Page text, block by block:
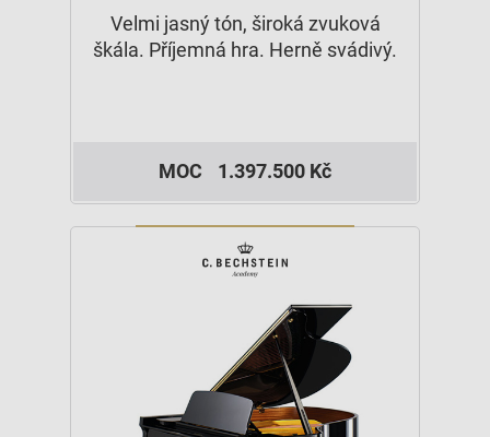
Velmi jasný tón, široká zvuková
škála. Příjemná hra. Herně svádivý.
MOC 1.397.500 Kč